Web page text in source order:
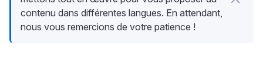
contenu dans différentes langues. En attendant,
nous vous remercions de votre patience !